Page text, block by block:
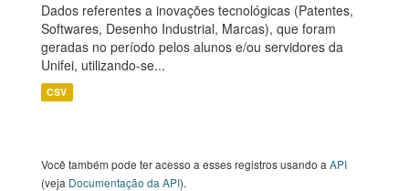
Dados referentes a inovações tecnológicas (Patentes,
Softwares, Desenho Industrial, Marcas), que foram
geradas no período pelos alunos e/ou servidores da
Unifei, utilizando-se...
CSV
Você também pode ter acesso a esses registros usando a API
(veja Documentação da API).